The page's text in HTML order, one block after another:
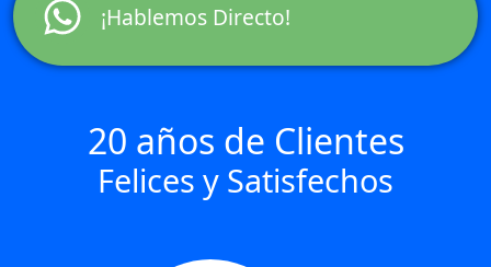
¡Hablemos Directo!
20 años de Clientes
Felices y Satisfechos